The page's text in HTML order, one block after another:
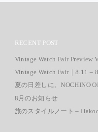
RECENT POST
Vintage Watch Fair Preview
Vintage Watch Fair｜8.11 –
夏の日差しに。NOCHINO
8月のお知らせ
旅のスタイルノート –